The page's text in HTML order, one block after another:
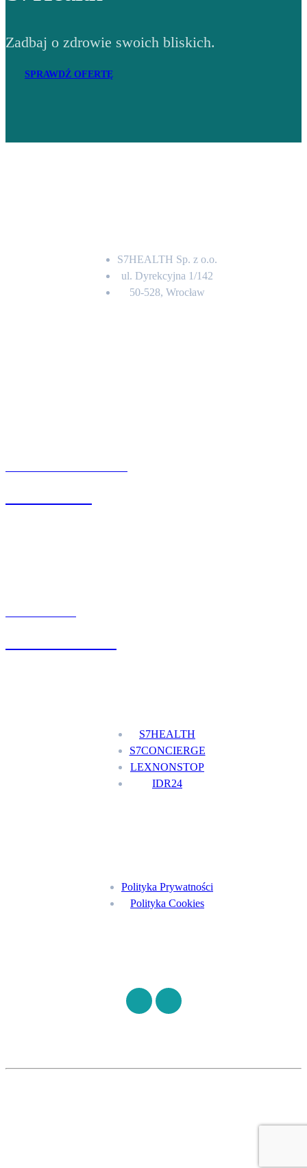
Zadbaj o zdrowie swoich bliskich.
SPRAWDŹ OFERTĘ
S7HEALTH Sp. z o.o.
ul. Dyrekcyjna 1/142
50-528, Wrocław
S7HEALTH
S7CONCIERGE
LEXNONSTOP
IDR24
Polityka Prywatności
Polityka Cookies